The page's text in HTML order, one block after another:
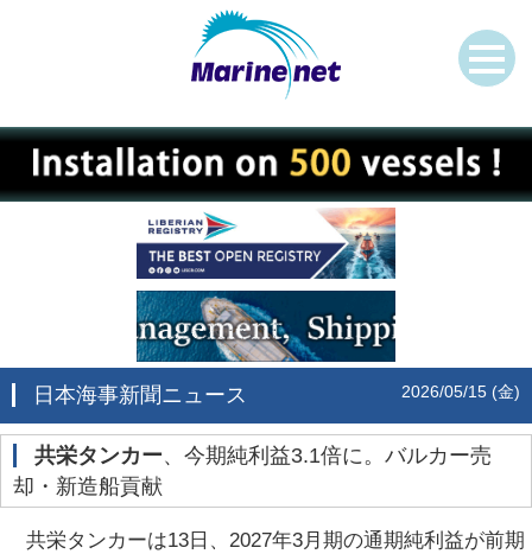
日本海事新聞ニュース 2026/05/15 (金)
共栄タンカー、今期純利益3.1倍に。バルカー売
却・新造船貢献
共栄タンカーは13日、2027年3月期の通期純利益が前期